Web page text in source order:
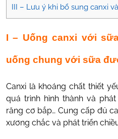
III – Lưu ý khi bổ sung canxi
I – Uống canxi với
uống chung với sữa
Canxi là khoáng chất thiết
quá trình hình thành và
răng cơ bắp… Cung cấp đủ
xương chắc và phát triển